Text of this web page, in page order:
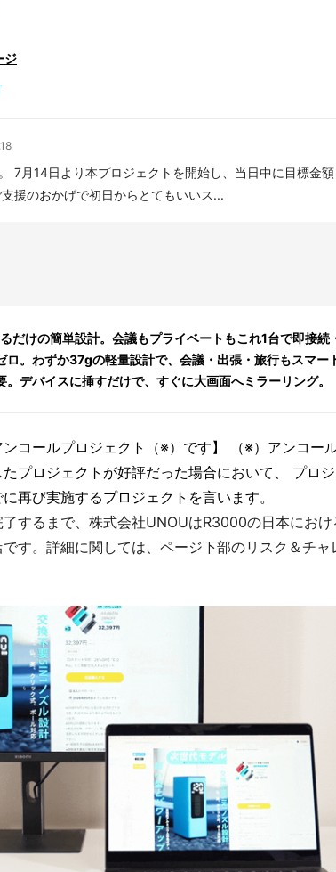
ジ
7月14日より本プロジェクトを開始し、当日中に目標金
援のおかげで初日からとてもいいス...
だけの簡単設計。会議もプライベートもこれ1台で即接続
ロ。わずか37gの軽量設計で、会議・出張・旅行もスマー
デバイスに挿すだけで、すぐに大画面へミラーリング。
ンコールプロジェクト（※）です】 （※）アンコー
プロジェクトが好評だった場合において、 プロ
再び実施するプロジェクトを言います。
するまで、株式会社UNOUはR3000の日本にお
す。詳細に関しては、ページ下部のリスク＆チャ